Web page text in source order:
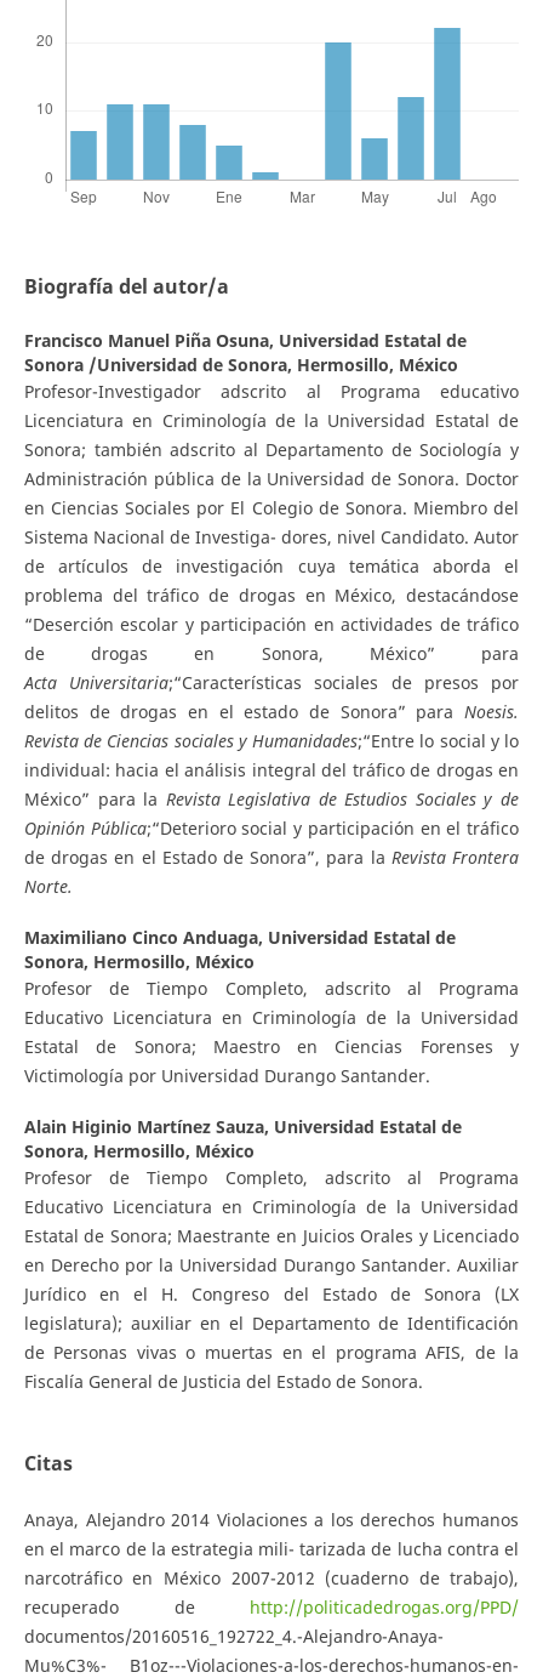
Biografía del autor/a
Francisco Manuel Piña Osuna, Universidad Estatal de
Sonora /Universidad de Sonora, Hermosillo, México
Profesor-Investigador adscrito al Programa educativo
Licenciatura en Criminología de la Universidad Estatal de
Sonora; también adscrito al Departamento de Sociología y
Administración pública de la Universidad de Sonora. Doctor
en Ciencias Sociales por El Colegio de Sonora. Miembro del
Sistema Nacional de Investiga- dores, nivel Candidato. Autor
de artículos de investigación cuya temática aborda el
problema del tráfico de drogas en México, destacándose
“Deserción escolar y participación en actividades de tráfico
de drogas en Sonora, México” para
Acta Universitaria;“Características sociales de presos por
delitos de drogas en el estado de Sonora” paraNoesis.
Revista de Ciencias sociales y Humanidades;“Entre lo social y lo
individual: hacia el análisis integral del tráfico de drogas en
México” para la Revista Legislativa de Estudios Sociales y de
Opinión Pública;“Deterioro social y participación en el tráfico
de drogas en el Estado de Sonora”, para la Revista Frontera
Norte.
Maximiliano Cinco Anduaga, Universidad Estatal de
Sonora, Hermosillo, México
Profesor de Tiempo Completo, adscrito al Programa
Educativo Licenciatura en Criminología de la Universidad
Estatal de Sonora; Maestro en Ciencias Forenses y
Victimología por Universidad Durango Santander.
Alain Higinio Martínez Sauza, Universidad Estatal de
Sonora, Hermosillo, México
Profesor de Tiempo Completo, adscrito al Programa
Educativo Licenciatura en Criminología de la Universidad
Estatal de Sonora; Maestrante en Juicios Orales y Licenciado
en Derecho por la Universidad Durango Santander. Auxiliar
Jurídico en el H. Congreso del Estado de Sonora (LX
legislatura); auxiliar en el Departamento de Identificación
de Personas vivas o muertas en el programa AFIS, de la
Fiscalía General de Justicia del Estado de Sonora.
Citas
Anaya, Alejandro 2014 Violaciones a los derechos humanos
en el marco de la estrategia mili- tarizada de lucha contra el
narcotráfico en México 2007-2012 (cuaderno de trabajo),
recuperado de http://politicadedrogas.org/PPD/
documentos/20160516_192722_4.-Alejandro-Anaya-
Mu%C3%- B1oz---Violaciones-a-los-derechos-humanos-en-